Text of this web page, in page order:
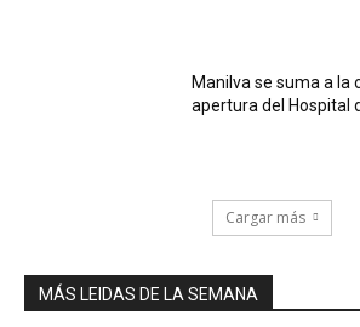
Manilva se suma a la
apertura del Hospital
Cargar más
MÁS LEIDAS DE LA SEMANA